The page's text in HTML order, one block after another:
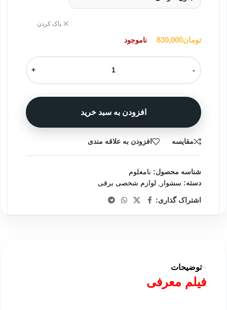
پاک کردن
تومان830,000 ناموجود
-
+
افزودن به سبد خرید
مقایسه افزودن به علاقه مندی
شناسه محصول: نامعلوم
دسته: سشوار لوازم شخصی برقی
اشتراک گذاری:
توضیحات
فیلم معرفی